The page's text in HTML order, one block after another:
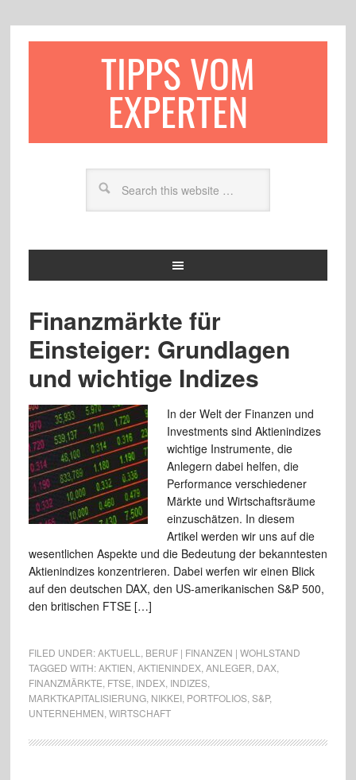
TIPPS VOM
EXPERTEN
Finanzmärkte für
Einsteiger: Grundlagen
und wichtige Indizes
In der Welt der Finanzen und
Investments sind Aktienindizes
wichtige Instrumente, die
Anlegern dabei helfen, die
Performance verschiedener
Märkte und Wirtschaftsräume
einzuschätzen. In diesem
Artikel werden wir uns auf die
wesentlichen Aspekte und die Bedeutung der bekanntesten
Aktienindizes konzentrieren. Dabei werfen wir einen Blick
auf den deutschen DAX, den US-amerikanischen S&P 500,
den britischen FTSE […]
FILED UNDER:AKTUELL
BERUF | FINANZEN | WOHLSTAND
TAGGED WITH:AKTIEN AKTIENINDEX, ANLEGER DAX,
FINANZMÄRKTE FTSE INDEX, INDIZES,
MARKTKAPITALISIERUNG, NIKKEI, PORTFOLIOS, S&P,
UNTERNEHMEN WIRTSCHAFT